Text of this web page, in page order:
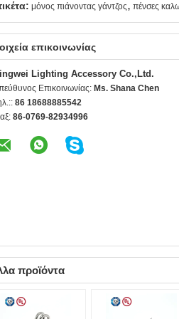
μόνος πιάνοντας γάντζος, πένσες
επικοινωνίας
Lighting Accessory Co.,Ltd.
Επικοινωνίας: Ms. Shana Chen
86 18688885542
86-0769-82934996
προϊόντα